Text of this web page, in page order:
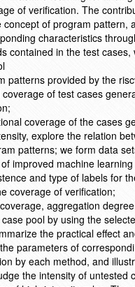
of verification. The
concept of program pattern,
characteristics
contained in the test
patterns provided by the
of test cases
coverage of the cases
explore the relation
patterns; we form data
improved machine
and type of labels for
coverage of verification;
aggregation
pool by using the
the practical effect
parameters of
by each method, and
the intensity of untested